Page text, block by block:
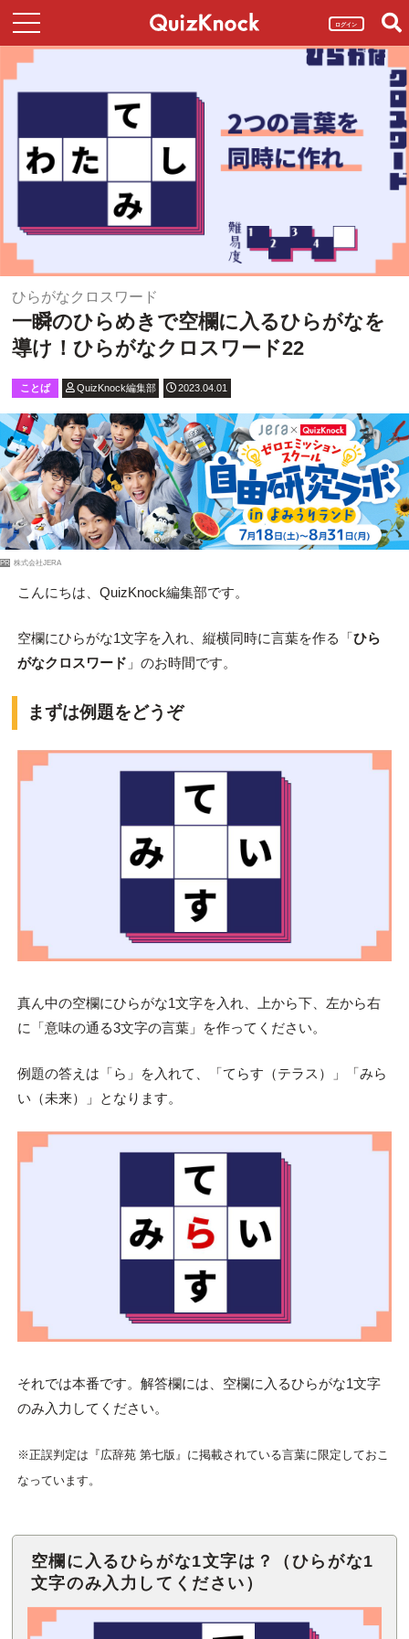
ログイン
ひらがなクロスワード
一瞬のひらめきで空欄に入るひらがなを
導け！ひらがなクロスワード22
ことば QuizKnock編集部 2023.04.01
PR 株式会社JERA
こんにちは、QuizKnock編集部です。
空欄にひらがな1文字を入れ、縦横同時に言葉を作る「ひら
がなクロスワード 」のお時間です。
まずは例題をどうぞ
真ん中の空欄にひらがな1文字を入れ、上から下、左から右
に「意味の通る3文字の言葉」を作ってください。
例題の答えは「ら」を入れて、「てらす（テラス）」「みら
い（未来）」となります。
それでは本番です。解答欄には、空欄に入るひらがな1文字
のみ入力してください。
※正誤判定は『広辞苑 第七版』に掲載されている言葉に限定しておこ
なっています。
空欄に入るひらがな1文字は？（ひらがな1
文字のみ入力してください）